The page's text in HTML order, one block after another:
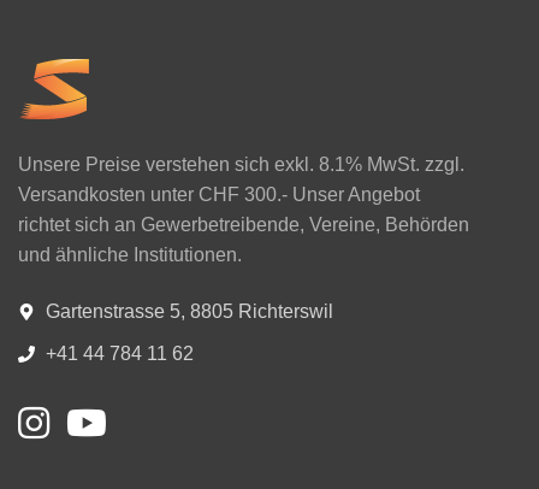
Unsere Preise verstehen sich exkl. 8.1% MwSt. zzgl.
Versandkosten unter CHF 300.- Unser Angebot
richtet sich an Gewerbetreibende, Vereine, Behörden
und ähnliche Institutionen.
Gartenstrasse 5, 8805 Richterswil
+41 44 784 11 62